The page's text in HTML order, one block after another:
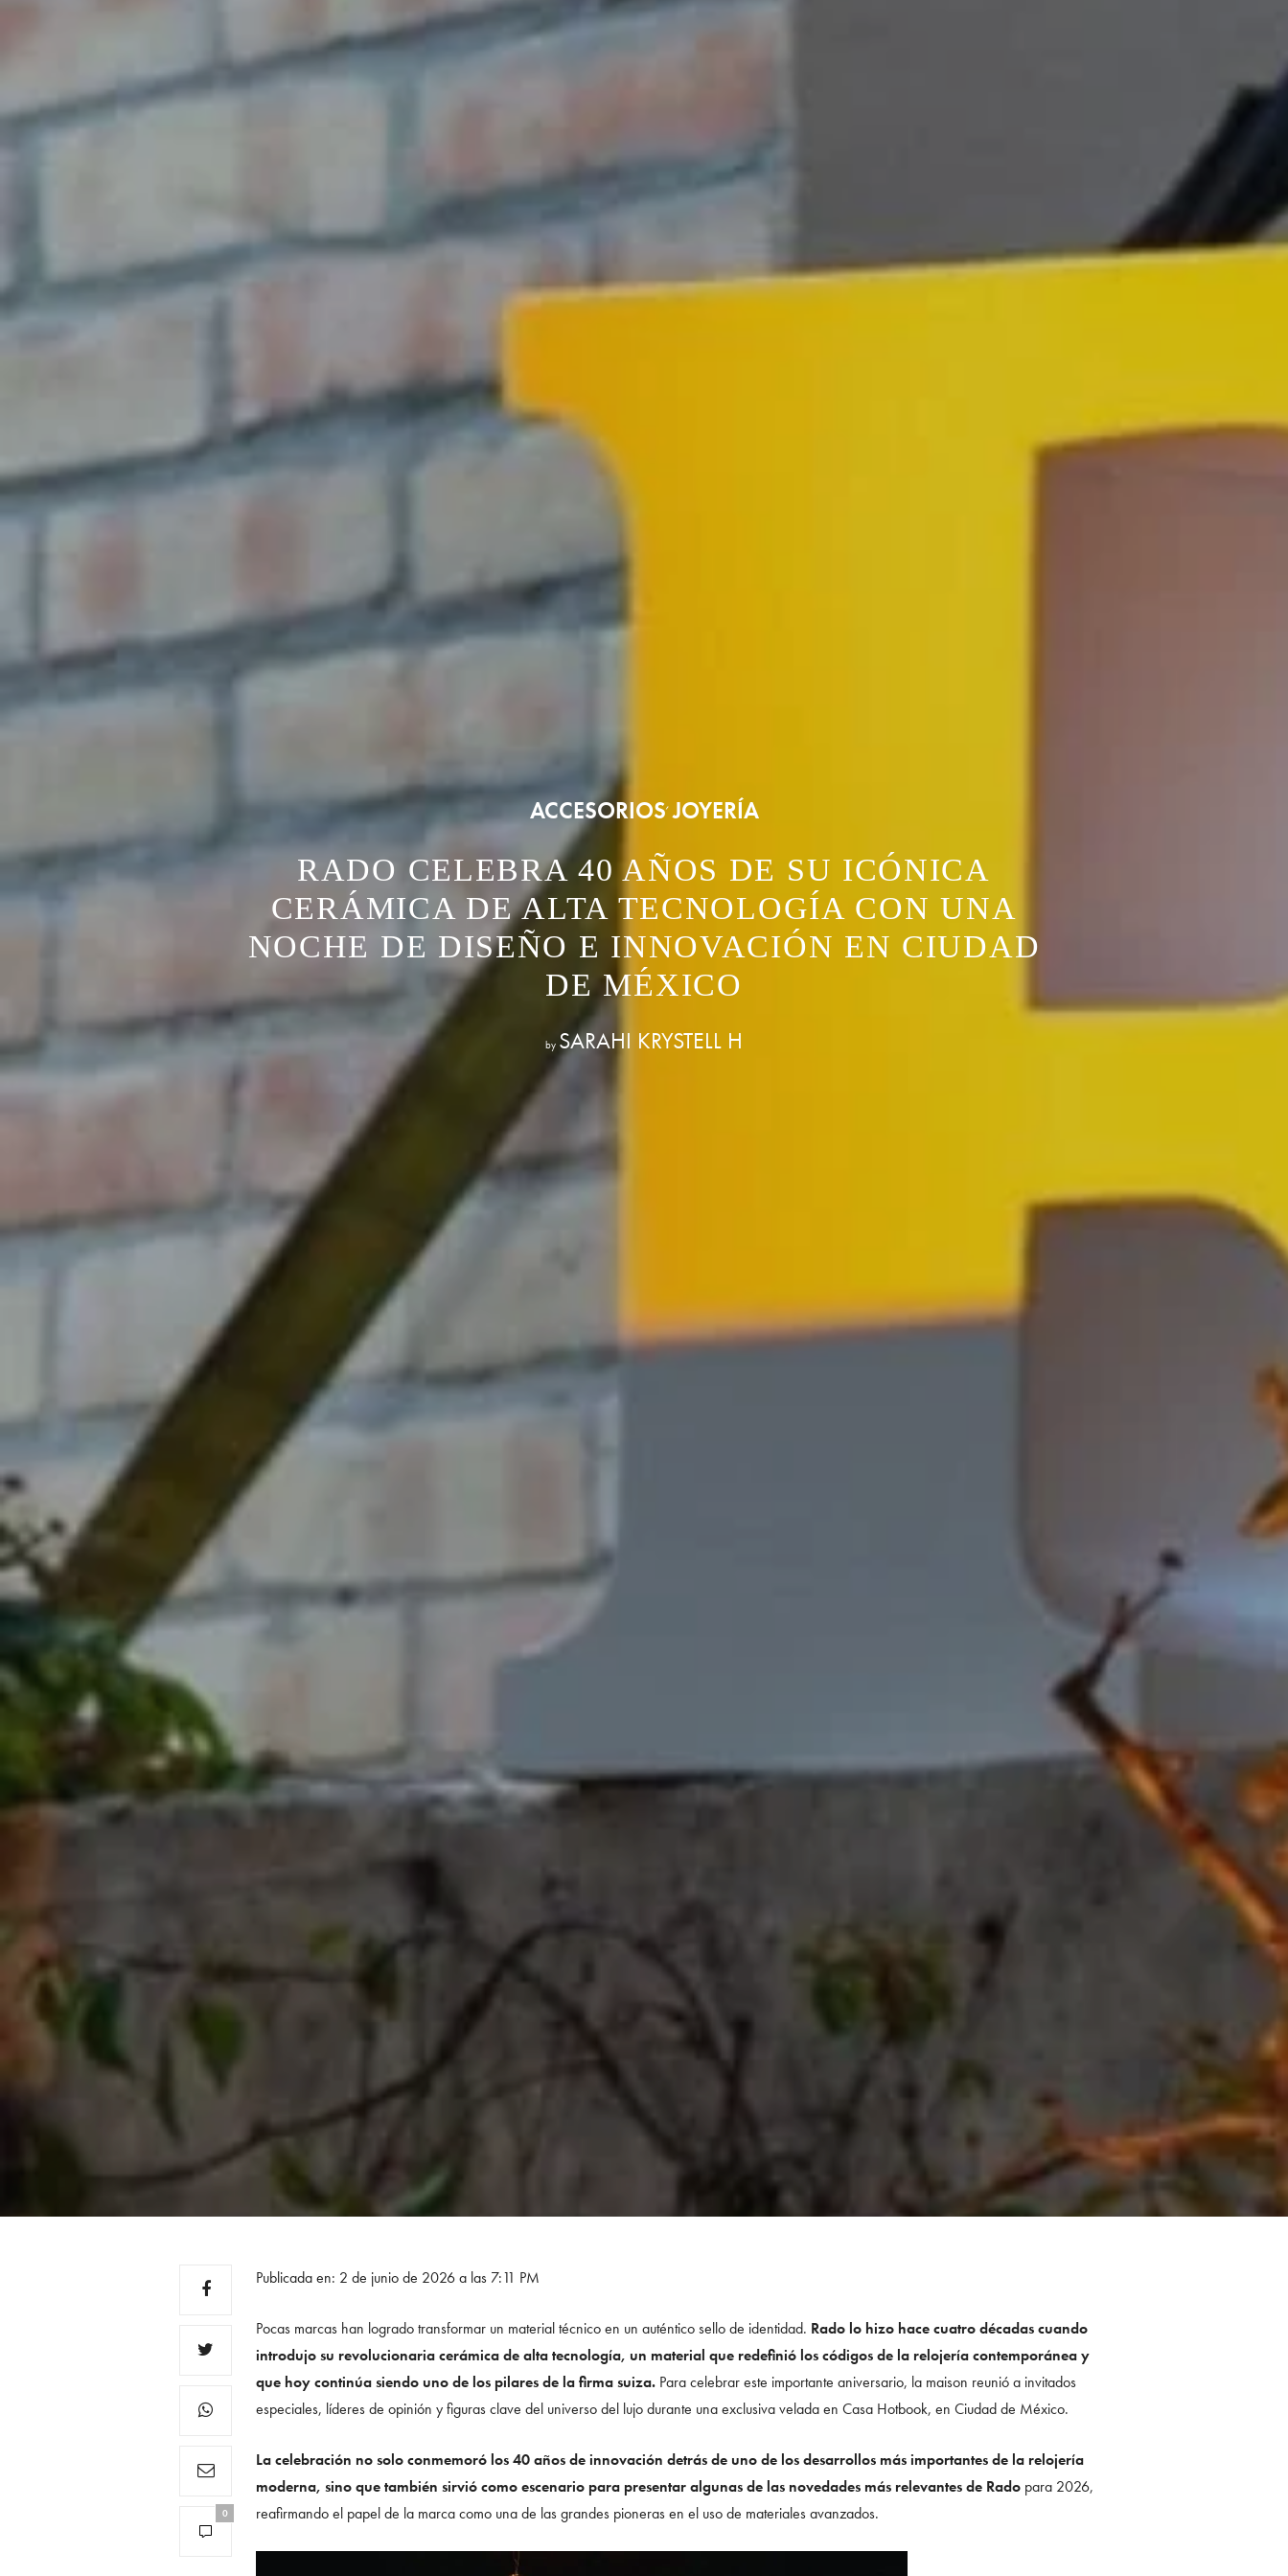
ACCESORIOS, JOYERÍA
RADO CELEBRA 40 AÑOS DE SU ICÓNICA
CERÁMICA DE ALTA TECNOLOGÍA CON UNA
NOCHE DE DISEÑO E INNOVACIÓN EN CIUDAD
DE MÉXICO
by SARAHI KRYSTELL H
0
Publicada en: 2 de junio de 2026 a las 7:11 PM
Pocas marcas han logrado transformar un material técnico en un auténtico sello de identidad. Rado lo hizo hace cuatro décadas cuando
introdujo su revolucionaria cerámica de alta tecnología, un material que redefinió los códigos de la relojería contemporánea y
que hoy continúa siendo uno de los pilares de la firma suiza. Para celebrar este importante aniversario, la maison reunió a invitados
especiales, líderes de opinión y figuras clave del universo del lujo durante una exclusiva velada en Casa Hotbook, en Ciudad de México.
La celebración no solo conmemoró los 40 años de innovación detrás de uno de los desarrollos más importantes de la relojería
moderna, sino que también sirvió como escenario para presentar algunas de las novedades más relevantes de Rado para 2026,
reafirmando el papel de la marca como una de las grandes pioneras en el uso de materiales avanzados.